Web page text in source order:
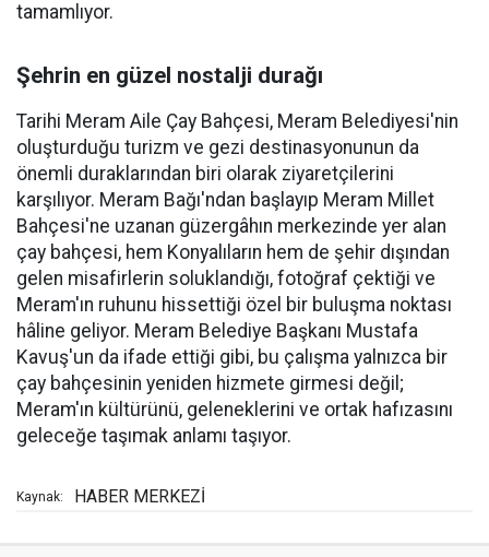
tamamlıyor.
Şehrin en güzel nostalji durağı
Tarihi Meram Aile Çay Bahçesi, Meram Belediyesi'nin
oluşturduğu turizm ve gezi destinasyonunun da
önemli duraklarından biri olarak ziyaretçilerini
karşılıyor. Meram Bağı'ndan başlayıp Meram Millet
Bahçesi'ne uzanan güzergâhın merkezinde yer alan
çay bahçesi, hem Konyalıların hem de şehir dışından
gelen misafirlerin soluklandığı, fotoğraf çektiği ve
Meram'ın ruhunu hissettiği özel bir buluşma noktası
hâline geliyor. Meram Belediye Başkanı Mustafa
Kavuş'un da ifade ettiği gibi, bu çalışma yalnızca bir
çay bahçesinin yeniden hizmete girmesi değil;
Meram'ın kültürünü, geleneklerini ve ortak hafızasını
geleceğe taşımak anlamı taşıyor.
Kaynak: HABER MERKEZİ